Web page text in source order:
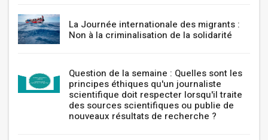
La Journée internationale des migrants :
Non à la criminalisation de la solidarité
Question de la semaine : Quelles sont les
principes éthiques qu'un journaliste
scientifique doit respecter lorsqu'il traite
des sources scientifiques ou publie de
nouveaux résultats de recherche ?